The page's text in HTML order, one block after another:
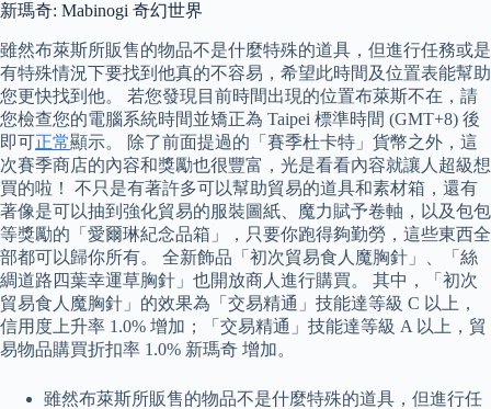
新瑪奇: Mabinogi 奇幻世界
雖然布萊斯所販售的物品不是什麼特殊的道具，但進行任務或是
有特殊情況下要找到他真的不容易，希望此時間及位置表能幫助
您更快找到他。 若您發現目前時間出現的位置布萊斯不在，請
您檢查您的電腦系統時間並矯正為 Taipei 標準時間 (GMT+8) 後
即可正常顯示。 除了前面提過的「賽季杜卡特」貨幣之外，這
次賽季商店的內容和獎勵也很豐富，光是看看內容就讓人超級想
買的啦！ 不只是有著許多可以幫助貿易的道具和素材箱，還有
著像是可以抽到強化貿易的服裝圖紙、魔力賦予卷軸，以及包包
等獎勵的「愛爾琳紀念品箱」，只要你跑得夠勤勞，這些東西全
部都可以歸你所有。 全新飾品「初次貿易食人魔胸針」、「絲
綢道路四葉幸運草胸針」也開放商人進行購買。 其中，「初次
貿易食人魔胸針」的效果為「交易精通」技能達等級 C 以上，
信用度上升率 1.0% 增加；「交易精通」技能達等級 A 以上，貿
易物品購買折扣率 1.0% 新瑪奇 增加。
雖然布萊斯所販售的物品不是什麼特殊的道具，但進行任